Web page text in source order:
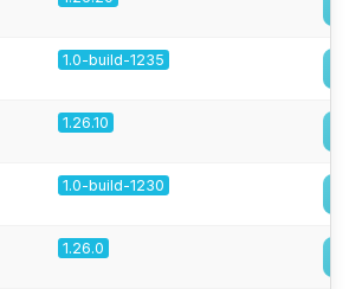
1.0-build-1235
1.26.10
1.0-build-1230
1.26.0